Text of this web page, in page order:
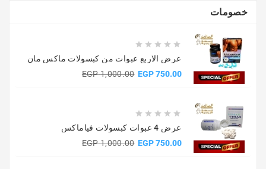
خصومات





عرض الاربع عبوات من كبسولات ماكس مان
750.00 EGP
1,000.00 EGP





عرض 4 عبوات كبسولات فياماكس
750.00 EGP
1,000.00 EGP